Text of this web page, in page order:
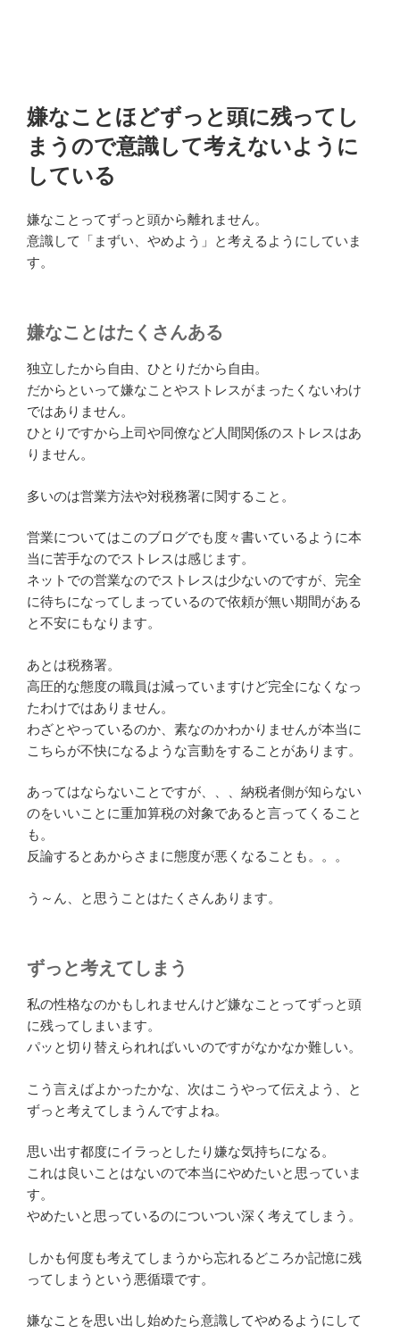
嫌なことほどずっと頭に残ってし
まうので意識して考えないように
している
嫌なことってずっと頭から離れません。
意識して「まずい、やめよう」と考えるようにしていま
す。
嫌なことはたくさんある
独立したから自由、ひとりだから自由。
だからといって嫌なことやストレスがまったくないわけ
ではありません。
ひとりですから上司や同僚など人間関係のストレスはあ
りません。
多いのは営業方法や対税務署に関すること。
営業についてはこのブログでも度々書いているように本
当に苦手なのでストレスは感じます。
ネットでの営業なのでストレスは少ないのですが、完全
に待ちになってしまっているので依頼が無い期間がある
と不安にもなります。
あとは税務署。
高圧的な態度の職員は減っていますけど完全になくなっ
たわけではありません。
わざとやっているのか、素なのかわかりませんが本当に
こちらが不快になるような言動をすることがあります。
あってはならないことですが、、、納税者側が知らない
のをいいことに重加算税の対象であると言ってくること
も。
反論するとあからさまに態度が悪くなることも。。。
う～ん、と思うことはたくさんあります。
ずっと考えてしまう
私の性格なのかもしれませんけど嫌なことってずっと頭
に残ってしまいます。
パッと切り替えられればいいのですがなかなか難しい。
こう言えばよかったかな、次はこうやって伝えよう、と
ずっと考えてしまうんですよね。
思い出す都度にイラっとしたり嫌な気持ちになる。
これは良いことはないので本当にやめたいと思っていま
す。
やめたいと思っているのについつい深く考えてしまう。
しかも何度も考えてしまうから忘れるどころか記憶に残
ってしまうという悪循環です。
嫌なことを思い出し始めたら意識してやめるようにして